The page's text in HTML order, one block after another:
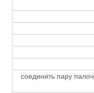
соединить пару